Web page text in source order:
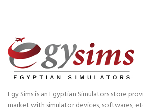
Egy Sims is an Egyptian Simulators store
market with simulator devices, softwares,